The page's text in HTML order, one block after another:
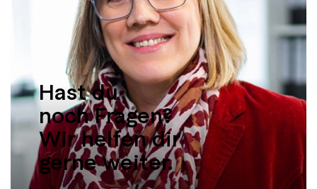
Hast du
noch Fragen?
Wir helfen dir
gerne weiter.